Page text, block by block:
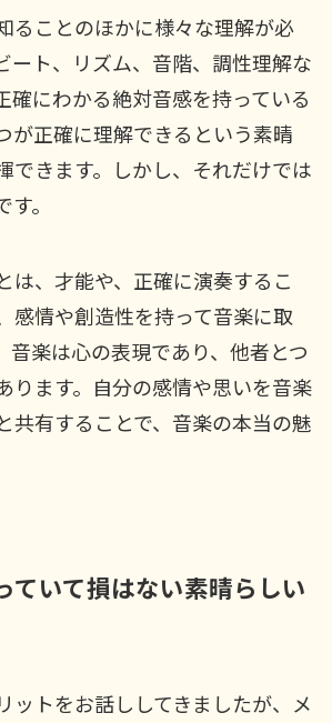
ることのほかに様々な理解が必
ート、リズム、音階、調性理解な
確にわかる絶対音感を持っている
が正確に理解できるという素晴
できます。しかし、それだけでは
。
は、才能や、正確に演奏するこ
感情や創造性を持って音楽に取
音楽は心の表現であり、他者とつ
ります。自分の感情や思いを音楽
共有することで、音楽の本当の魅
ていて損はない素晴らしい
ットをお話ししてきましたが、メ